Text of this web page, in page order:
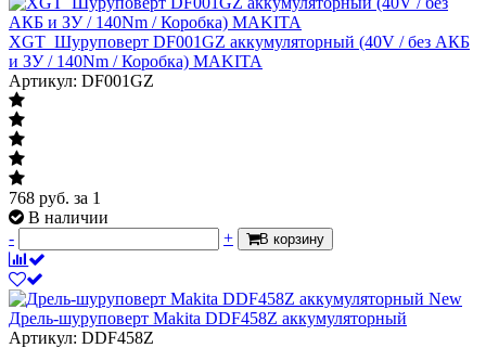
XGT_Шуруповерт DF001GZ аккумуляторный (40V / без АКБ
и ЗУ / 140Nm / Коробка) MAKITA
Артикул: DF001GZ
768 руб. за 1
В наличии
-
+ В корзину
New
Дрель-шуруповерт Makita DDF458Z аккумуляторный
Артикул: DDF458Z